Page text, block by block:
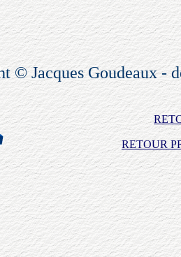
© Jacques Goudeaux -
RETOUR